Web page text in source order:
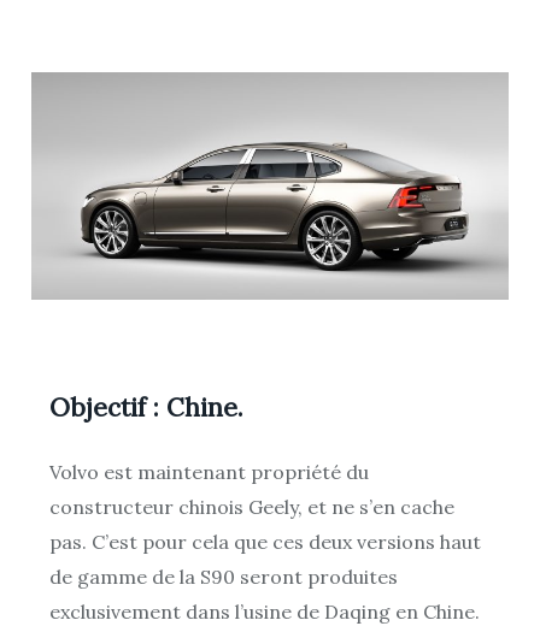
Objectif : Chine.
Volvo est maintenant propriété du
constructeur chinois Geely, et ne s’en cache
pas. C’est pour cela que ces deux versions haut
de gamme de la S90 seront produites
exclusivement dans l’usine de Daqing en Chine.